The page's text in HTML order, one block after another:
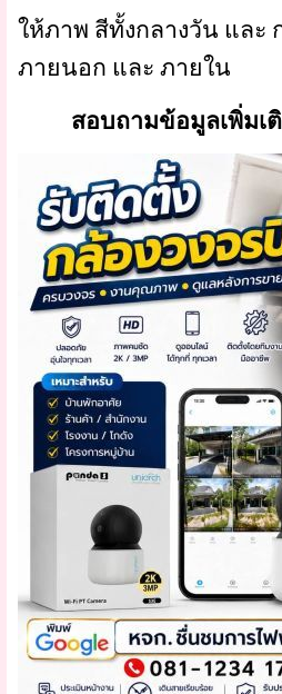
ให้ภาพ สีทั้งกลางวัน และ
ภายนอก และ ภายใน
สอบถามข้อมูลเพิ่มเ